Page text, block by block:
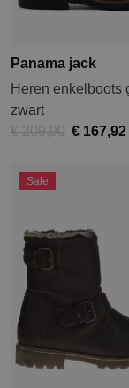
Panama jack
Heren enkelboots
zwart
€ 209,90 € 167,92
Sale